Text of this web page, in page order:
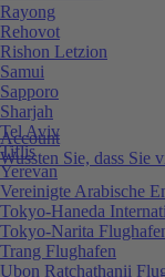
Account
Wussten Sie, dass Sie
Rayong
Rehovot
Rishon Letzion
Samui
Sapporo
Sharjah
Tel Aviv
Tiflis
Yerevan
Vereinigte Arabische
Tokyo-Haneda
Tokyo-Narita
Trang Flughafen
Ubon Ratchathanii